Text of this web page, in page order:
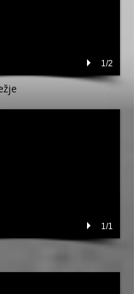
1/1
1/2